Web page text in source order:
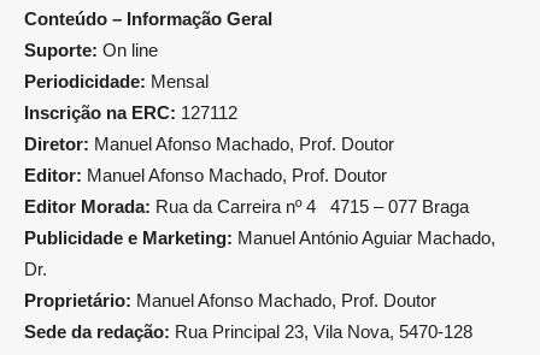
Conteúdo – Informação Geral
Suporte: On line
Periodicidade: Mensal
Inscrição na ERC: 127112
Diretor: Manuel Afonso Machado, Prof. Doutor
Editor: Manuel Afonso Machado, Prof. Doutor
Editor Morada: Rua da Carreira nº 4 4715 – 077 Braga
Publicidade e Marketing: Manuel António Aguiar Machado,
Dr.
Proprietário: Manuel Afonso Machado, Prof. Doutor
Sede da redação: Rua Principal 23, Vila Nova, 5470-128